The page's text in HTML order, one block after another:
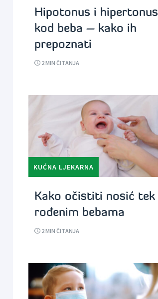
Hipotonus i hipertonus
kod beba – kako ih
prepoznati
2MIN ČITANJA
KUĆNA LJEKARNA
Kako očistiti nosić tek
rođenim bebama
2MIN ČITANJA